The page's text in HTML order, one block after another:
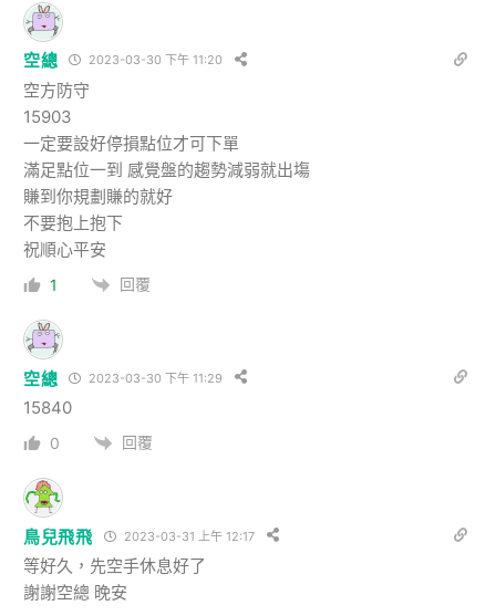
空總 2023-03-30 下午 11:20
空方防守
15903
一定要設好停損點位才可下單
滿足點位一到 感覺盤的趨勢減弱就出塲
賺到你規劃賺的就好
不要抱上抱下
祝順心平安
1 回覆
空總 2023-03-30 下午 11:29
15840
0 回覆
鳥兒飛飛 2023-03-31 上午 12:17
等好久，先空手休息好了
謝謝空總 晚安